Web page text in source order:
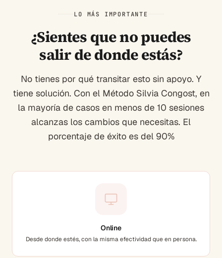
LO MÁS IMPORTANTE
¿Sientes que no puedes
salir de donde estás?
No tienes por qué transitar esto sin apoyo. Y
tiene solución. Con el Método Silvia Congost, en
la mayoría de casos en menos de 10 sesiones
alcanzas los cambios que necesitas. El
porcentaje de éxito es del 90%
Online
Desde donde estés, con la misma efectividad que en persona.